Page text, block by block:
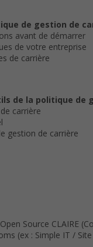
de gestion de
avant de démarrer
de votre entreprise
de carrière
de la politique
carrière
gestion de carrière
Source CLAIRE
(ex : Simple IT /